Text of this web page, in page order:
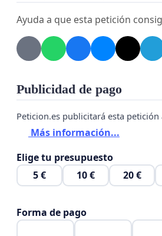
Ayuda a que esta petición
Publicidad de pago
Peticion.es publicitará esta petición
Más información...
Elige tu presupuesto
5 €
10 € 20 €
Forma de pago